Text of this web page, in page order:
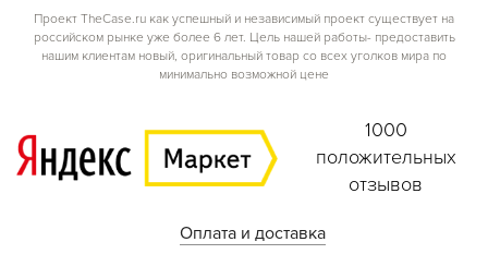
Проект TheCase.ru как успешный и независимый проект существует на
российском рынке уже более 6 лет. Цель нашей работы- предоставить
нашим клиентам новый, оригинальный товар со всех уголков мира по
минимально возможной цене
1000
положительных
отзывов
Оплата и доставка